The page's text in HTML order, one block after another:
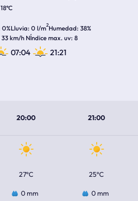
18ºC
0%Lluvia 0 l/m2Humedad 38%
33 km/h NÍndice max. uv 8
07:04 21:21
20:00 21:00
27ºC 25ºC
0 mm 0 mm